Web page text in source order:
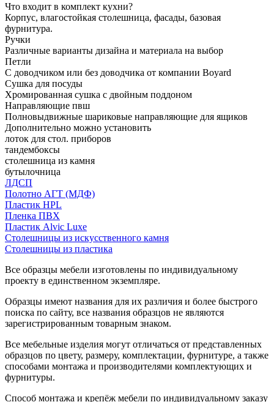
Что входит в комплект кухни?
Корпус, влагостойкая столешница, фасады, базовая
фурнитура.
Ручки
Различные варианты дизайна и материала на выбор
Петли
С доводчиком или без доводчика от компании Boyard
Сушка для посуды
Хромированная сушка с двойным поддоном
Направляющие пвш
Полновыдвижные шариковые направляющие для ящиков
Дополнительно можно установить
лоток для стол. приборов
тандембоксы
столешница из камня
бутылочница
ЛДСП
Полотно АГТ (МДФ)
Пластик HPL
Пленка ПВХ
Пластик Alvic Luxe
Столешницы из искусственного камня
Столешницы из пластика
Все образцы мебели изготовлены по индивидуальному
проекту в единственном экземпляре.
Образцы имеют названия для их различия и более быстрого
поиска по сайту, все названия образцов не являются
зарегистрированным товарным знаком.
Все мебельные изделия могут отличаться от представленных
образцов по цвету, размеру, комплектации, фурнитуре, а также
способами монтажа и производителями комплектующих и
фурнитуры.
Способ монтажа и крепёж мебели по индивидуальному заказу